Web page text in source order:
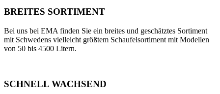
BREITES SORTIMENT
Bei uns bei EMA finden Sie ein breites und geschätztes Sortiment
mit Schwedens vielleicht größtem Schaufelsortiment mit Modellen
von 50 bis 4500 Litern.
SCHNELL WACHSEND